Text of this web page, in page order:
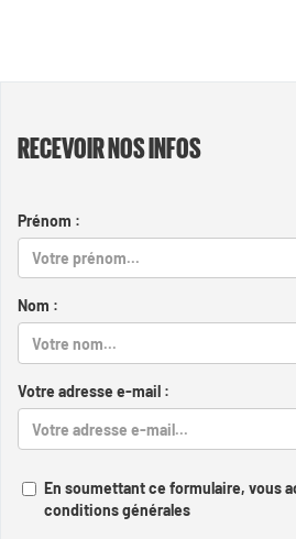
RECEVOIR NOS INFOS
Prénom :
Nom :
Votre adresse e-mail :
En soumettant ce formulaire, vous
conditions générales